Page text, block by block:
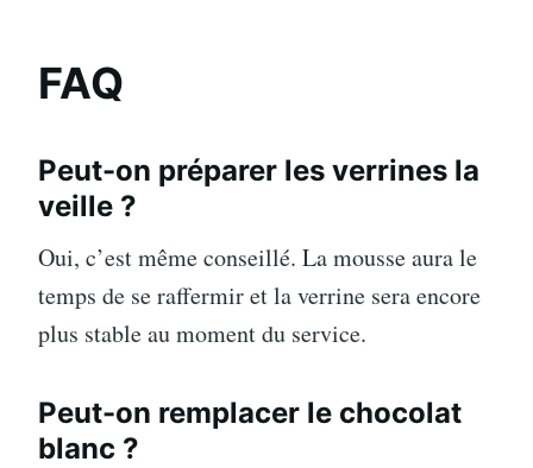
FAQ
Peut-on préparer les verrines la
veille ?
Oui, c’est même conseillé. La mousse aura le
temps de se raffermir et la verrine sera encore
plus stable au moment du service.
Peut-on remplacer le chocolat
blanc ?